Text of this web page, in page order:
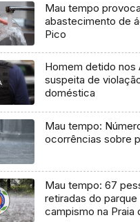
Mau tempo
abastecimento de
Pico
Homem detido nos
suspeita de
doméstica
Mau tempo:
ocorrências sobre
Mau tempo: 67
retiradas do parque
campismo na Praia